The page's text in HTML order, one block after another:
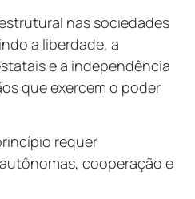
nas sociedades
a liberdade, a
e a independência
que exercem o poder
requer
cooperação e